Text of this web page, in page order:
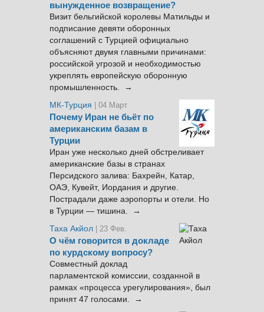
вынужденное возвращение?
Визит бельгийской королевы Матильды и
подписание девяти оборонных
соглашений с Турцией официально
объясняют двумя главными причинами:
российской угрозой и необходимостью
укреплять европейскую оборонную
промышленность. →
МК-Турция
| 04 Март
Почему Иран не бьёт по
американским базам в
Турции
Иран уже несколько дней обстреливает
американские базы в странах
Персидского залива: Бахрейн, Катар,
ОАЭ, Кувейт, Иордания и другие.
Пострадали даже аэропорты и отели. Но
в Турции — тишина. →
Таха Акйол | 23 Фев.
О чём говорится в докладе
по курдскому вопросу?
Совместный доклад
парламентской комиссии, созданной в
рамках «процесса урегулирования», был
принят 47 голосами. →